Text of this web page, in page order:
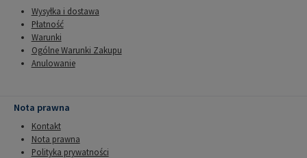
Wysyłka i dostawa
Płatność
Warunki
Ogólne Warunki Zakupu
Anulowanie
Nota prawna
Kontakt
Nota prawna
Polityka prywatności